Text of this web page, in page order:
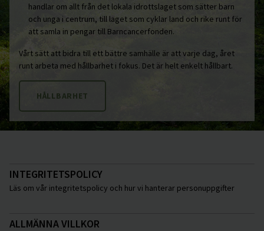
handlar om allt från det lokala idrottslaget som sätter barn
och unga i centrum, till laget som cyklar land och rike runt för
att samla in pengar till Barncancerfonden.
Vårt sätt att bidra till ett bättre samhälle är att varje dag, året
runt arbeta med hållbarhet i fokus. Det är helt enkelt hållbart.
HÅLLBARHET
INTEGRITETSPOLICY
Läs om vår integritetspolicy och hur vi hanterar personuppgifter
ALLMÄNNA VILLKOR